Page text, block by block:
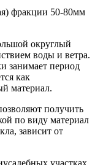
фракции 50-80мм
округлый
воды и ветра.
занимает период
как
материал.
получить
по виду материал
зависит от
участках